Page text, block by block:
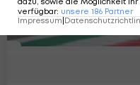
verfügbar: unsere 186 Partner
Impressum|